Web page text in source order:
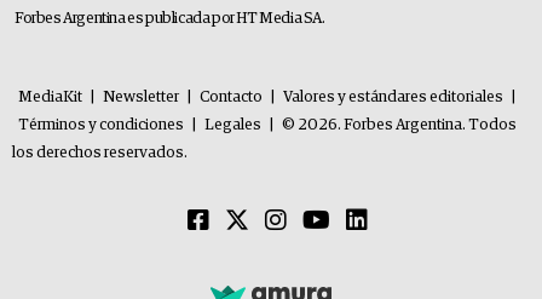
Forbes Argentina es publicada por HT Media SA.
MediaKit Newsletter Contacto Valores y estándares editoriales
Términos y condiciones
Legales
© 2026. Forbes Argentina. Todos
los derechos reservados.